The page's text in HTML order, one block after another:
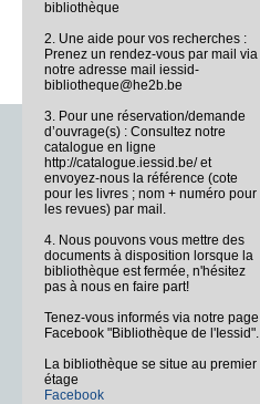
bibliothèque
2. Une aide pour vos recherches :
Prenez un rendez-vous par mail via
notre adresse mail iessid-
bibliotheque@he2b.be
3. Pour une réservation/demande
d’ouvrage(s) : Consultez notre
catalogue en ligne
http://catalogue.iessid.be/ et
envoyez-nous la référence (cote
pour les livres ; nom + numéro pour
les revues) par mail.
4. Nous pouvons vous mettre des
documents à disposition lorsque la
bibliothèque est fermée, n'hésitez
pas à nous en faire part!
Tenez-vous informés via notre page
Facebook "Bibliothèque de l'Iessid".
La bibliothèque se situe au premier
étage
Facebook